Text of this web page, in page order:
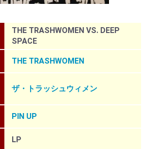
THE TRASHWOMEN VS. DEEP
SPACE
THE TRASHWOMEN
ザ・トラッシュウィメン
PIN UP
LP